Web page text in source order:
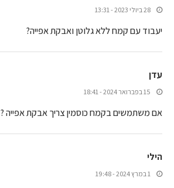
28 ביולי 2023 - 13:31
יעבוד עם קמח ללא גלוטן ואבקת אפייה?
עדן
15 בפברואר 2024 - 18:41
אם משתמשים בקמח כוסמין צריך אבקת אפייה ?
הילי
1 במרץ 2024 - 19:48